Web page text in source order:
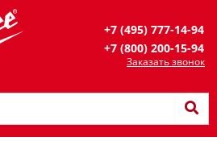
+7 (495) 777-14-94
+7 (800) 200-15-94
Заказать звонок